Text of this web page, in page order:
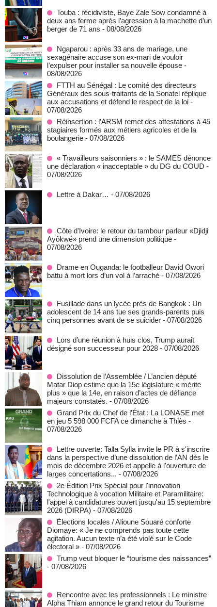
Touba : récidiviste, Baye Zale Sow condamné à
deux ans ferme après l’agression à la machette d’un
berger de 71 ans - 08/08/2026
Ngaparou : après 33 ans de mariage, une
sexagénaire accuse son ex-mari de vouloir
l’expulser pour installer sa nouvelle épouse -
08/08/2026
FTTH au Sénégal : Le comité des directeurs
Généraux des sous-traitants de la Sonatel réplique
aux accusations et défend le respect de la loi -
07/08/2026
Réinsertion : l’ARSM remet des attestations à 45
stagiaires formés aux métiers agricoles et de la
boulangerie - 07/08/2026
« Travailleurs saisonniers » : le SAMES dénonce
une déclaration « inacceptable » du DG du COUD -
07/08/2026
Lettre à Dakar… - 07/08/2026
Côte d'Ivoire: le retour du tambour parleur «Djidji
Ayôkwé» prend une dimension politique -
07/08/2026
Drame en Ouganda: le footballeur David Owori
battu à mort lors d’un vol à l’arraché - 07/08/2026
Fusillade dans un lycée près de Bangkok : Un
adolescent de 14 ans tue ses grands-parents puis
cinq personnes avant de se suicider - 07/08/2026
Lors d’une réunion à huis clos, Trump aurait
désigné son successeur pour 2028 - 07/08/2026
Dissolution de l’Assemblée / L’ancien député
Matar Diop estime que la 15e législature « mérite
plus » que la 14e, en raison d’actes de défiance
majeurs constatés. - 07/08/2026
Grand Prix du Chef de l’État : La LONASE met
en jeu 5 598 000 FCFA ce dimanche à Thiès -
07/08/2026
Lettre ouverte: Talla Sylla invite le PR à s'inscrire
dans la perspective d’une dissolution de l’AN dès le
mois de décembre 2026 et appelle à l'ouverture de
larges concertations... - 07/08/2026
2e Édition Prix Spécial pour l'innovation
Technologique à vocation Militaire et Paramilitaire:
l'appel à candidatures ouvert jusqu'au 15 septembre
2026 (DIRPA) - 07/08/2026
Élections locales / Alioune Souaré conforte
Diomaye: « Je ne comprends pas toute cette
agitation. Aucun texte n’a été violé sur le Code
électoral » - 07/08/2026
Trump veut bloquer le “tourisme des naissances”
- 07/08/2026
Rencontre avec les professionnels : Le ministre
Alpha Thiam annonce le grand retour du Tourisme